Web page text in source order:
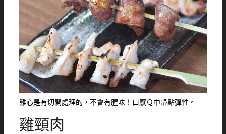
雞心是有切開處理的，不會有腥味！口感Ｑ中帶點彈性。
雞頸肉